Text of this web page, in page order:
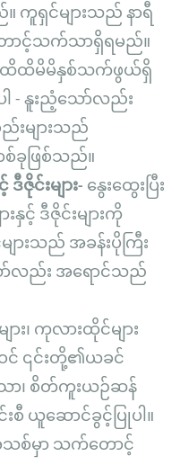
ကူရှင်များသည် နာရီ
တောင့်သက်သာရှိရမည်။
ထိထိမိမိနှစ်သက်ဖွယ်ရှိ
ါ - နူးညံ့သော်လည်း
စည်းများသည်
စ်ခုဖြစ်သည်။
ဇိုင်းများ- နွေးထွေးပြီး
နှင့် ဒီဇိုင်းများကို
များသည် အခန်းပိုကြီး
လည်း အရောင်သည်
ျား၊ ကုလားထိုင်များ
င် ၎င်းတို့၏ယခင်
ော၊ စိတ်ကူးယဉ်ဆန်
းစီ ယူဆောင်ခွင့်ပြုပါ။
စ်မှာ သက်တောင့်